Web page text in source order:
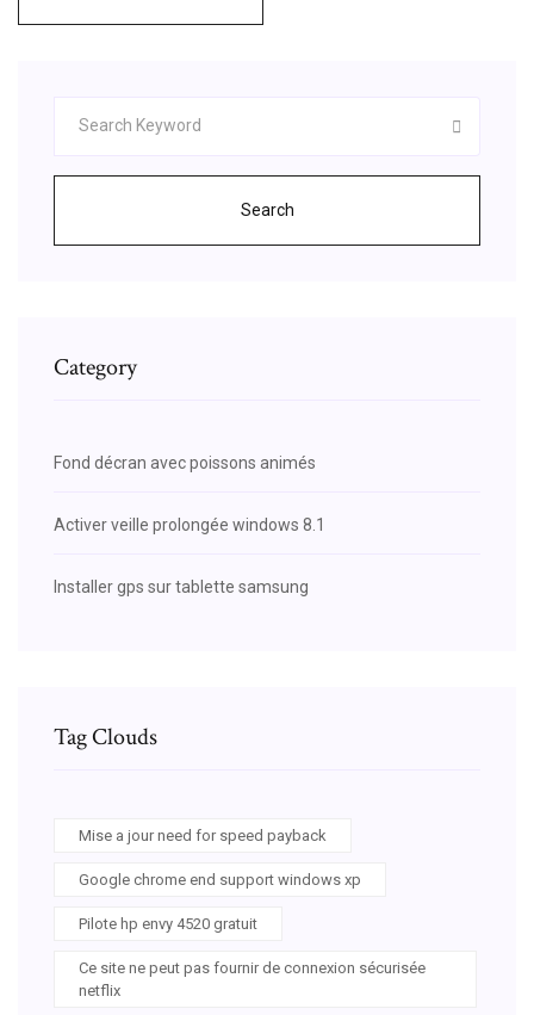
Search
Category
Fond décran avec poissons animés
Activer veille prolongée windows 8.1
Installer gps sur tablette samsung
Tag Clouds
Mise a jour need for speed payback
Google chrome end support windows xp
Pilote hp envy 4520 gratuit
Ce site ne peut pas fournir de connexion sécurisée
netflix